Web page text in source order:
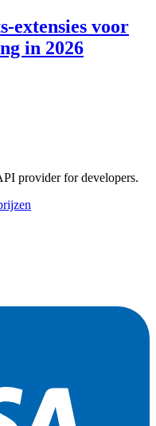
extensies voor
in 2026
provider for developers.